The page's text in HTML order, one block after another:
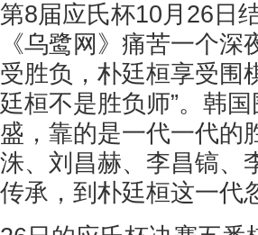
第8届应氏杯10月26日
《乌鹭网》痛苦一个
受胜负，朴廷桓享受围
廷桓不是胜负师”。韩
盛，靠的是一代一代的
洙、刘昌赫、李昌镐、
传承，到朴廷桓这一代